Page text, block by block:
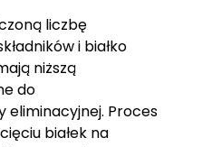
liczbę
i białko
niższą
do
eliminacyjnej. Proces
białek na